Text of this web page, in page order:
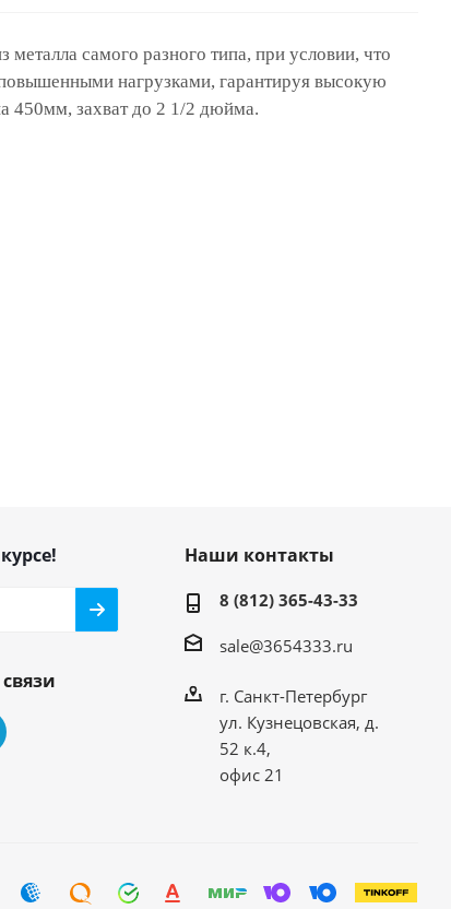
самого разного типа, при условии, что
нагрузками, гарантируя высокую
450мм, захват до 2 1/2 дюйма.
Наши контакты
8 (812) 365-43-33
sale@3654333.ru
г. Санкт-Петербург
ул. Кузнецовская, д.
52 к.4,
офис 21